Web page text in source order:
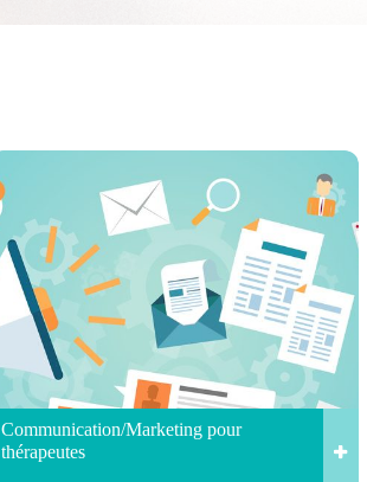
Communication/Marketing pour
thérapeutes